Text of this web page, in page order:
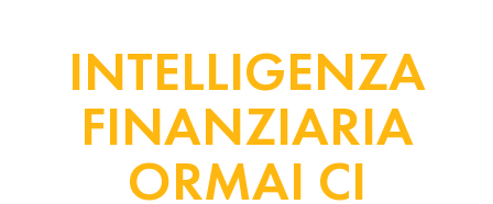
INTELLIGENZA
FINANZIARIA
ORMAI CI